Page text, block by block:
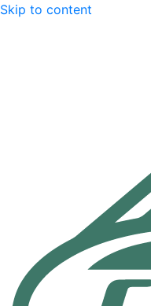
Skip to content